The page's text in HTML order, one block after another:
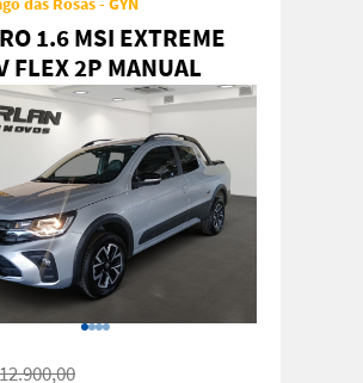
1.6 MSI EXTREME
FLEX 2P MANUAL